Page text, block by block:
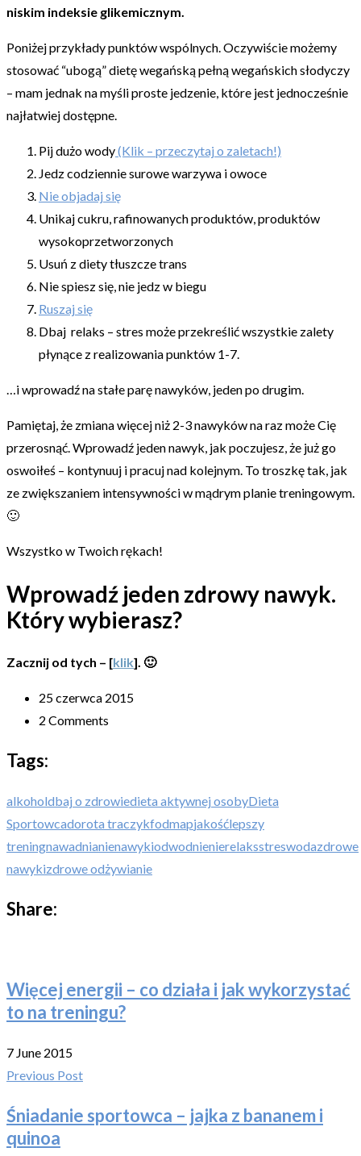
niskim indeksie glikemicznym.
Poniżej przykłady punktów wspólnych. Oczywiście możemy
stosować “ubogą” dietę wegańską pełną wegańskich słodyczy
– mam jednak na myśli proste jedzenie, które jest jednocześnie
najłatwiej dostępne.
Pij dużo wody(Klik – przeczytaj o zaletach!)
Jedz codziennie surowe warzywa i owoce
Nie objadaj się
Unikaj cukru, rafinowanych produktów, produktów
wysokoprzetworzonych
Usuń z diety tłuszcze trans
Nie spiesz się, nie jedz w biegu
Ruszaj się
Dbaj relaks – stres może przekreślić wszystkie zalety
płynące z realizowania punktów 1-7.
…i wprowadź na stałe parę nawyków, jeden po drugim.
Pamiętaj, że zmiana więcej niż 2-3 nawyków na raz może Cię
przerosnąć. Wprowadź jeden nawyk, jak poczujesz, że już go
oswoiłeś – kontynuuj i pracuj nad kolejnym. To troszkę tak, jak
ze zwiększaniem intensywności w mądrym planie treningowym.
🙂
Wszystko w Twoich rękach!
Wprowadź jeden zdrowy nawyk.
Który wybierasz?
Zacznij od tych – [klik]. 🙂
25 czerwca 2015
2 Comments
Tags:
alkoholdbaj o zdrowiedieta aktywnej osobyDieta
Sportowcadorota traczykfodmapjakośćlepszy
treningnawadnianienawykiodwodnienierelaksstreswodazdrowe
nawykizdrowe odżywianie
Share:
Więcej energii – co działa i jak wykorzystać
to na treningu?
7 June 2015
Previous Post
Śniadanie sportowca – jajka z bananem i
quinoa